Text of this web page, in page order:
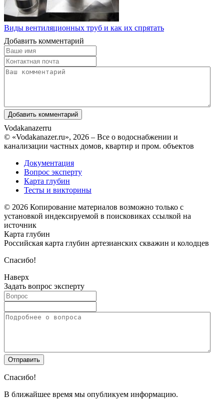
Виды вентиляционных труб и как их спрятать
Добавить комментарий
Vodakanazerru
© «Vodakanazer.ru», 2026 – Все о водоснабжении и
канализации частных домов, квартир и пром. объектов
Документация
Вопрос эксперту
Карта глубин
Тесты и викторины
© 2026 Копирование материалов возможно только с
установкой индексируемой в поисковиках ссылкой на
источник
Карта глубин
Российская карта глубин артезианских скважин и колодцев
Спасибо!
Наверх
Задать вопрос эксперту
Спасибо!
В ближайшее время мы опубликуем информацию.